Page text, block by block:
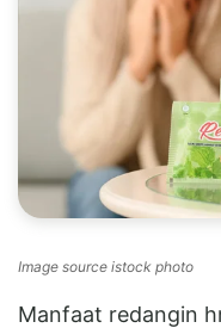
Image source istock photo
Manfaat redangin